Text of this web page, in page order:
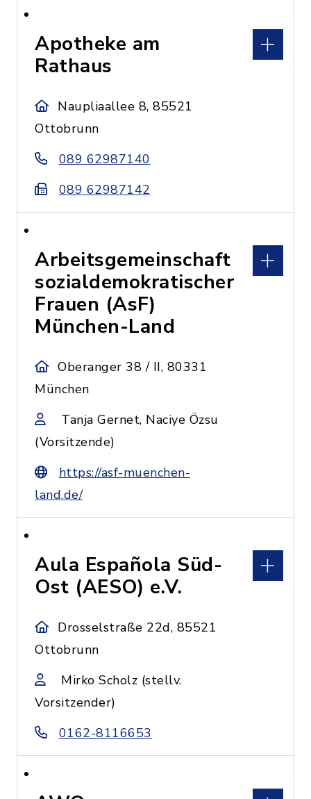
Apotheke am
Rathaus
Naupliaallee 8, 85521
Ottobrunn
089 62987140
089 62987142
Arbeitsgemeinschaft
sozialdemokratischer
Frauen (AsF)
München-Land
Oberanger 38 / II, 80331
München
Tanja Gernet, Naciye Özsu
(Vorsitzende)
https://asf-muenchen-
land.de/
Aula Española Süd-
Ost (AESO) e.V.
Drosselstraße 22d, 85521
Ottobrunn
Mirko Scholz (stellv.
Vorsitzender)
0162-8116653